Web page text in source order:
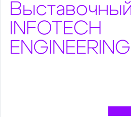
INFOTECH
ENGINEERING